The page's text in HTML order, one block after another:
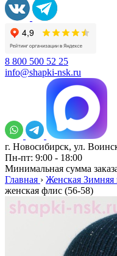
8 800 500 52 25
info@shapki-nsk.ru
г. Новосибирск, ул.
Пн-пт: 9:00 - 18:00
Минимальная сумма
Главная › Женская Зимняя
женская флис (56-58)